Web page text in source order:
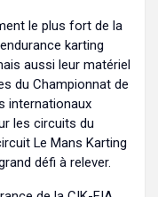
le plus fort de la
karting
aussi leur matériel
du Championnat de
internationaux
les circuits du
Le Mans Karting
défi à relever.